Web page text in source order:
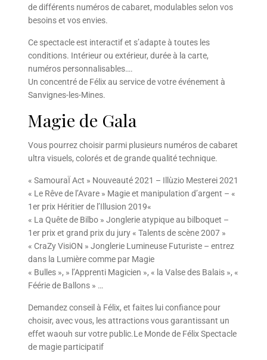
de différents numéros de cabaret, modulables selon vos
besoins et vos envies.
Ce spectacle est interactif et s’adapte à toutes les
conditions. Intérieur ou extérieur, durée à la carte,
numéros personnalisables….
Un concentré de Félix au service de votre événement à
Sanvignes-les-Mines.
Magie de Gala
Vous pourrez choisir parmi plusieurs numéros de cabaret
ultra visuels, colorés et de grande qualité technique.
« SamouraÏ Act » Nouveauté 2021 – Illùzio Mesterei 2021
« Le Rêve de l’Avare » Magie et manipulation d’argent – «
1er prix Héritier de l’Illusion 2019«
« La Quête de Bilbo » Jonglerie atypique au bilboquet –
1er prix et grand prix du jury « Talents de scène 2007 »
« CraZy VisiON » Jonglerie Lumineuse Futuriste – entrez
dans la Lumière comme par Magie
« Bulles », » l’Apprenti Magicien », « la Valse des Balais », «
Féérie de Ballons » …
Demandez conseil à Félix, et faites lui confiance pour
choisir, avec vous, les attractions vous garantissant un
effet waouh sur votre public.Le Monde de Félix Spectacle
de magie participatif